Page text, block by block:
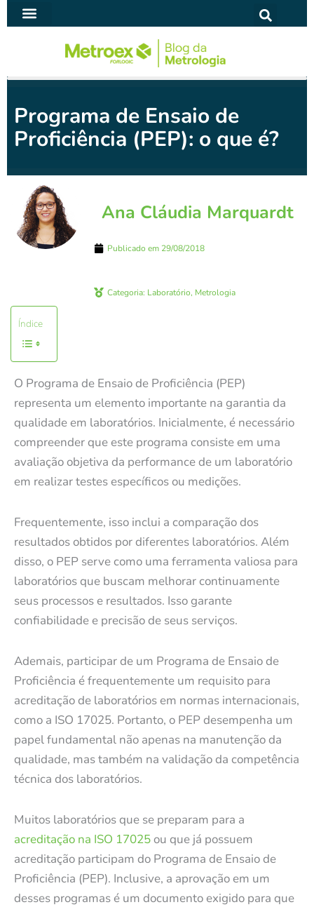
para
Programa de Ensaio de
Proficiência (PEP): o que é?
Ana Cláudia Marquardt
Publicado em 29/08/2018
Categoria: Laboratório, Metrologia
Índice
O Programa de Ensaio de Proficiência (PEP)
representa um elemento importante na garantia da
qualidade em laboratórios. Inicialmente, é necessário
compreender que este programa consiste em uma
avaliação objetiva da performance de um laboratório
em realizar testes específicos ou medições.
Frequentemente, isso inclui a comparação dos
resultados obtidos por diferentes laboratórios. Além
disso, o PEP serve como uma ferramenta valiosa para
laboratórios que buscam melhorar continuamente
seus processos e resultados. Isso garante
confiabilidade e precisão de seus serviços.
Ademais, participar de um Programa de Ensaio de
Proficiência é frequentemente um requisito para
acreditação de laboratórios em normas internacionais,
como a ISO 17025. Portanto, o PEP desempenha um
papel fundamental não apenas na manutenção da
qualidade, mas também na validação da competência
técnica dos laboratórios.
Muitos laboratórios que se preparam para a
acreditação na ISO 17025ou que já possuem
acreditação participam do Programa de Ensaio de
Proficiência (PEP). Inclusive, a aprovação em um
desses programas é um documento exigido para que